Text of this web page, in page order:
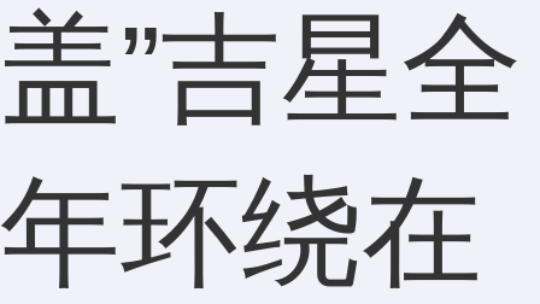
盖”吉星全
年环绕在